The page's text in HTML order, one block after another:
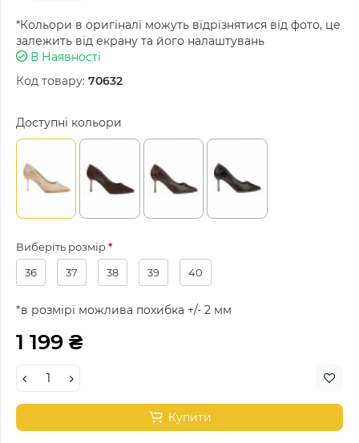
*Кольори в оригіналі можуть відрізнятися від фото, це
залежить від екрану та його налаштувань
В Наявності
Код товару: 70632
Доступні кольори
Виберіть розмір
36
37 38 39 40
*в розмірі можлива похибка +/- 2 мм
1 199 ₴
Купити